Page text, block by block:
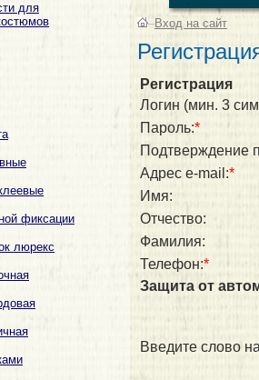
для
фиксации
люрекс
–Вход на сайт
Регистрация
Логин (мин. 3
Пароль:*
Подтверждение
Адрес e-mail:*
Имя:
Отчество:
Фамилия:
Телефон:*
Защита от
Введите слово